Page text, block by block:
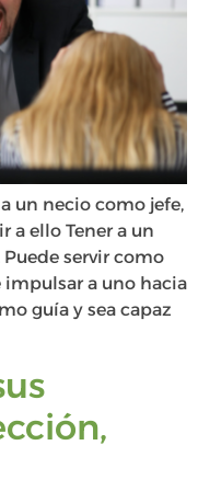
un necio como jefe,
a ello Tener a un
servir como
a uno hacia
guía y sea capaz